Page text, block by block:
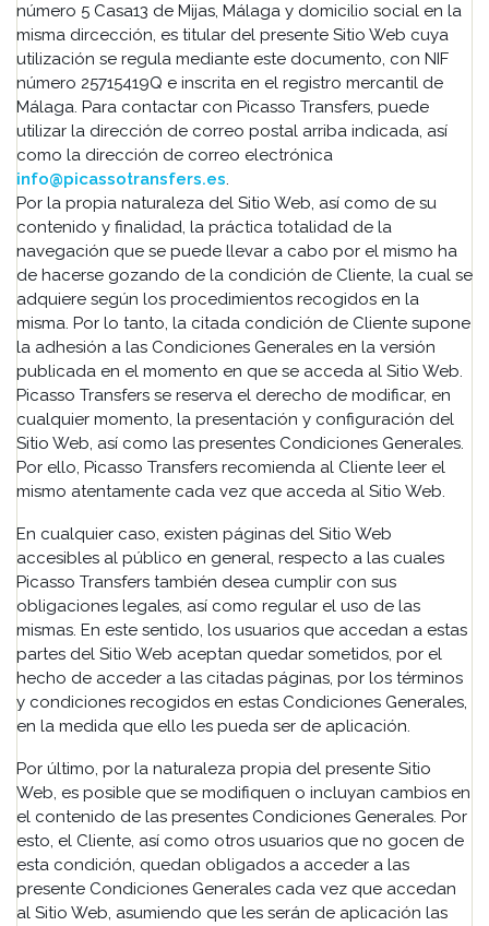
número 5 Casa13 de Mijas, Málaga y domicilio social en la
misma dircección, es titular del presente Sitio Web cuya
utilización se regula mediante este documento, con NIF
número 25715419Q e inscrita en el registro mercantil de
Málaga. Para contactar con Picasso Transfers, puede
utilizar la dirección de correo postal arriba indicada, así
como la dirección de correo electrónica
info@picassotransfers.es.
Por la propia naturaleza del Sitio Web, así como de su
contenido y finalidad, la práctica totalidad de la
navegación que se puede llevar a cabo por el mismo ha
de hacerse gozando de la condición de Cliente, la cual se
adquiere según los procedimientos recogidos en la
misma. Por lo tanto, la citada condición de Cliente supone
la adhesión a las Condiciones Generales en la versión
publicada en el momento en que se acceda al Sitio Web.
Picasso Transfers se reserva el derecho de modificar, en
cualquier momento, la presentación y configuración del
Sitio Web, así como las presentes Condiciones Generales.
Por ello, Picasso Transfers recomienda al Cliente leer el
mismo atentamente cada vez que acceda al Sitio Web.
En cualquier caso, existen páginas del Sitio Web
accesibles al público en general, respecto a las cuales
Picasso Transfers también desea cumplir con sus
obligaciones legales, así como regular el uso de las
mismas. En este sentido, los usuarios que accedan a estas
partes del Sitio Web aceptan quedar sometidos, por el
hecho de acceder a las citadas páginas, por los términos
y condiciones recogidos en estas Condiciones Generales,
en la medida que ello les pueda ser de aplicación.
Por último, por la naturaleza propia del presente Sitio
Web, es posible que se modifiquen o incluyan cambios en
el contenido de las presentes Condiciones Generales. Por
esto, el Cliente, así como otros usuarios que no gocen de
esta condición, quedan obligados a acceder a las
presente Condiciones Generales cada vez que accedan
al Sitio Web, asumiendo que les serán de aplicación las